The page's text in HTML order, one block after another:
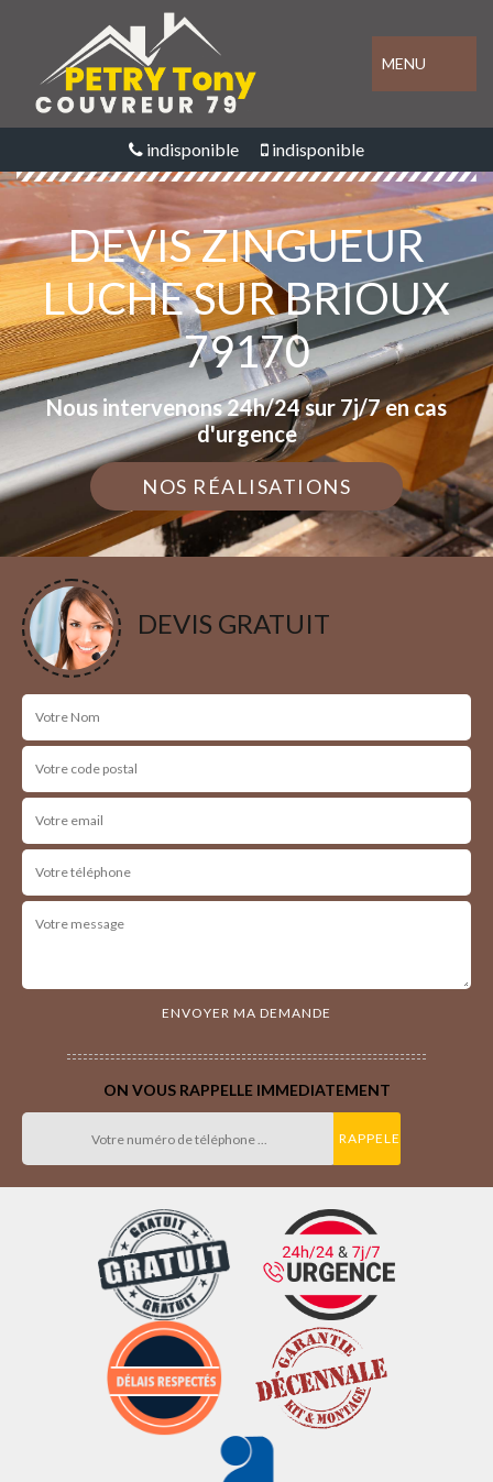
MENU
indisponible indisponible
DEVIS ZINGUEUR
LUCHE SUR BRIOUX
79170
Nous intervenons 24h/24 sur 7j/7 en cas
d'urgence
NOS RÉALISATIONS
DEVIS GRATUIT
ON VOUS RAPPELLE IMMEDIATEMENT